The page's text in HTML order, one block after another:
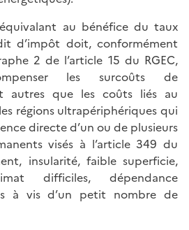
au bénéfice du taux
d’impôt doit, conformément
2 de l’article 15 du RGEC,
les surcoûts de
autres que les coûts liés au
régions ultrapériphériques qui
directe d’un ou de plusieurs
visés à l’article 349 du
insularité, faible superficie,
difficiles, dépendance
à vis d’un petit nombre de